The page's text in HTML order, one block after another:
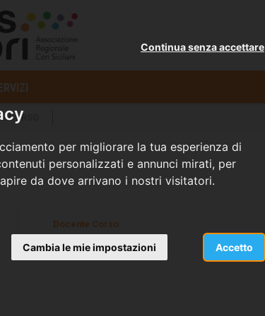
per migliorare la tua esperienza di
personalizzati e annunci mirati, per
da dove arrivano i nostri visitatori.
Accetto
Continua senza accettare
Cambia le mie impostazioni
CORSO
Docente Corso